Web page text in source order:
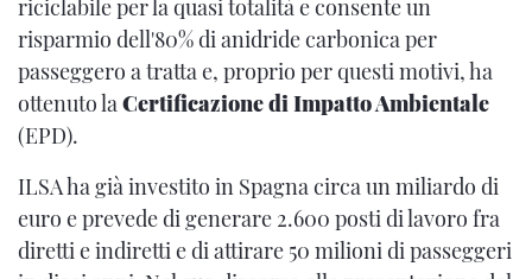
riciclabile per la quasi totalità e consente un
risparmio dell'80% di anidride carbonica per
passeggero a tratta e, proprio per questi motivi, ha
ottenuto laCertificazione di Impatto Ambientale
(EPD).
ILSA ha già investito in Spagna circa un miliardo di
euro e prevede di generare 2.600 posti di lavoro fra
diretti e indiretti e di attirare 50 milioni di passeggeri